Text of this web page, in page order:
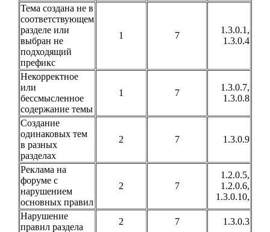
Тема создана не в
соответствующем
разделе или
выбран не
подходящий
префикс
1 7
1.3.0.1,
1.3.0.4
Некорректное
или
бессмысленное
содержание темы
1 7
1.3.0.7,
1.3.0.8
Создание
одинаковых тем
в разных
разделах
2 7 1.3.0.9
Реклама на
форуме с
нарушением
основных правил
2 7
1.2.0.5,
1.2.0.6,
1.3.0.10,
Нарушение
правил раздела
2 7 1.3.0.3